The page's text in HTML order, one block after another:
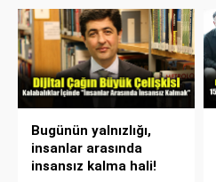
Bugünün yalnızlığı,
insanlar arasında
insansız kalma hali!